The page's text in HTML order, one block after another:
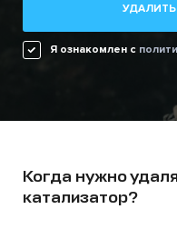
Я ознакомлен c
Когда нужно
катализатор?